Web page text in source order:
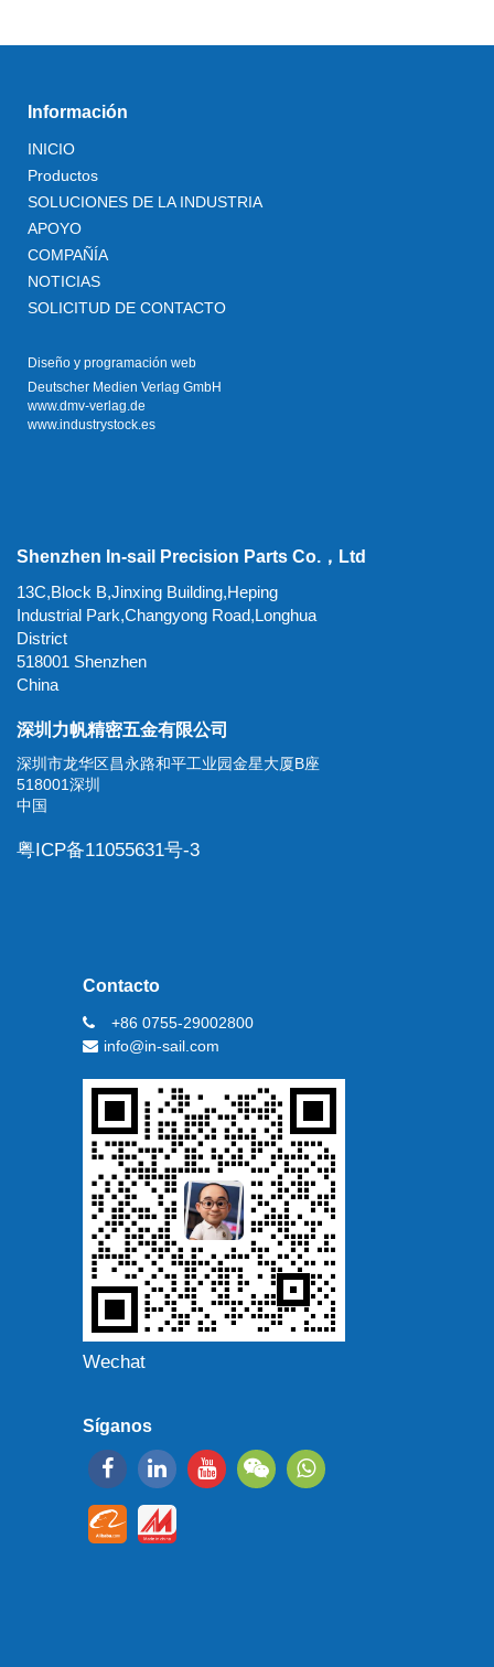
Información
INICIO
Productos
SOLUCIONES DE LA INDUSTRIA
APOYO
COMPAÑÍA
NOTICIAS
SOLICITUD DE CONTACTO
Diseño y programación web
Deutscher Medien Verlag GmbH
www.dmv-verlag.de
www.industrystock.es
Shenzhen In-sail Precision Parts Co.，Ltd
13C,Block B,Jinxing Building,Heping
Industrial Park,Changyong Road,Longhua
District
518001 Shenzhen
China
深圳力帆精密五金有限公司
深圳市龙华区昌永路和平工业园金星大厦B座
518001深圳
中国
粤ICP备11055631号-3
Contacto
+86 0755-29002800
info@in-sail.com
Wechat
Síganos